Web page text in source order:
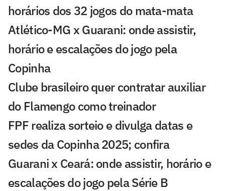
horários dos 32 jogos do mata-mata
Atlético-MG x Guarani: onde assistir,
horário e escalações do jogo pela
Copinha
Clube brasileiro quer contratar auxiliar
do Flamengo como treinador
FPF realiza sorteio e divulga datas e
sedes da Copinha 2025; confira
Guarani x Ceará: onde assistir, horário e
escalações do jogo pela Série B